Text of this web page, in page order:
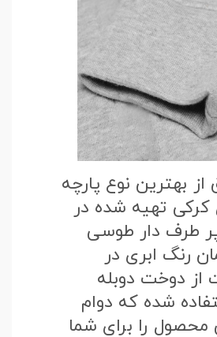
بهترین نوع پارچه
تهیه شده در
طرف دار طوسی
رنگ ابری در
دوخت دوبله
شده که دوام
محصول را برای شما